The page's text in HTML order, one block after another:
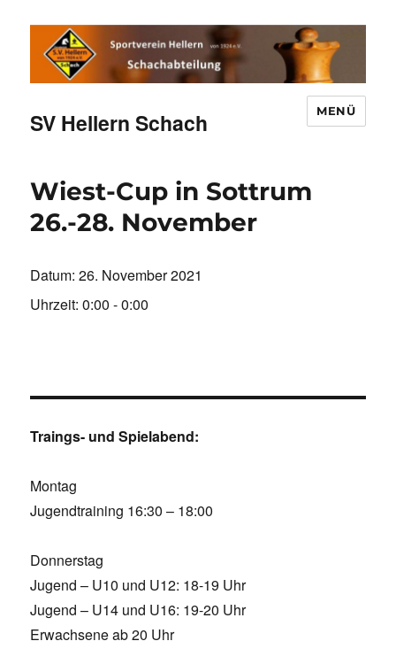
SV Hellern Schach MENÜ
Wiest-Cup in Sottrum
26.-28. November
Datum:26. November 2021
Uhrzeit:0:00 - 0:00
Traings- und Spielabend:
Montag
Jugendtraining 16:30 – 18:00
Donnerstag
Jugend – U10 und U12: 18-19 Uhr
Jugend – U14 und U16: 19-20 Uhr
Erwachsene ab 20 Uhr